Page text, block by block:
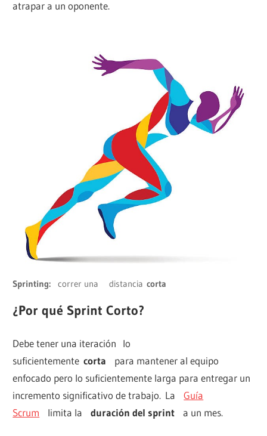
atrapar a un oponente.
Sprinting: correr una distanciacorta
¿Por qué Sprint Corto?
Debe tener una iteración lo
suficientementecorta para mantener al equipo
enfocado pero lo suficientemente larga para entregar un
incremento significativo de trabajo. LaGuía
Scrum limita laduración del sprint a un mes.